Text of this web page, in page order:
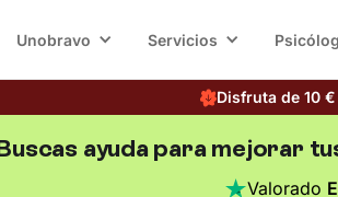
Unobravo Servicios
Disfruta de 10
ayuda para mejorar
Valorado